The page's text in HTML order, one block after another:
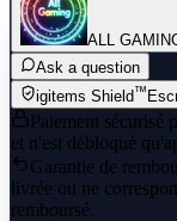
ALL
Ask a question
igitems Shield™
Paiement sécurisé
et n'est débloqué
Garantie de
livrée ou ne
remboursé.